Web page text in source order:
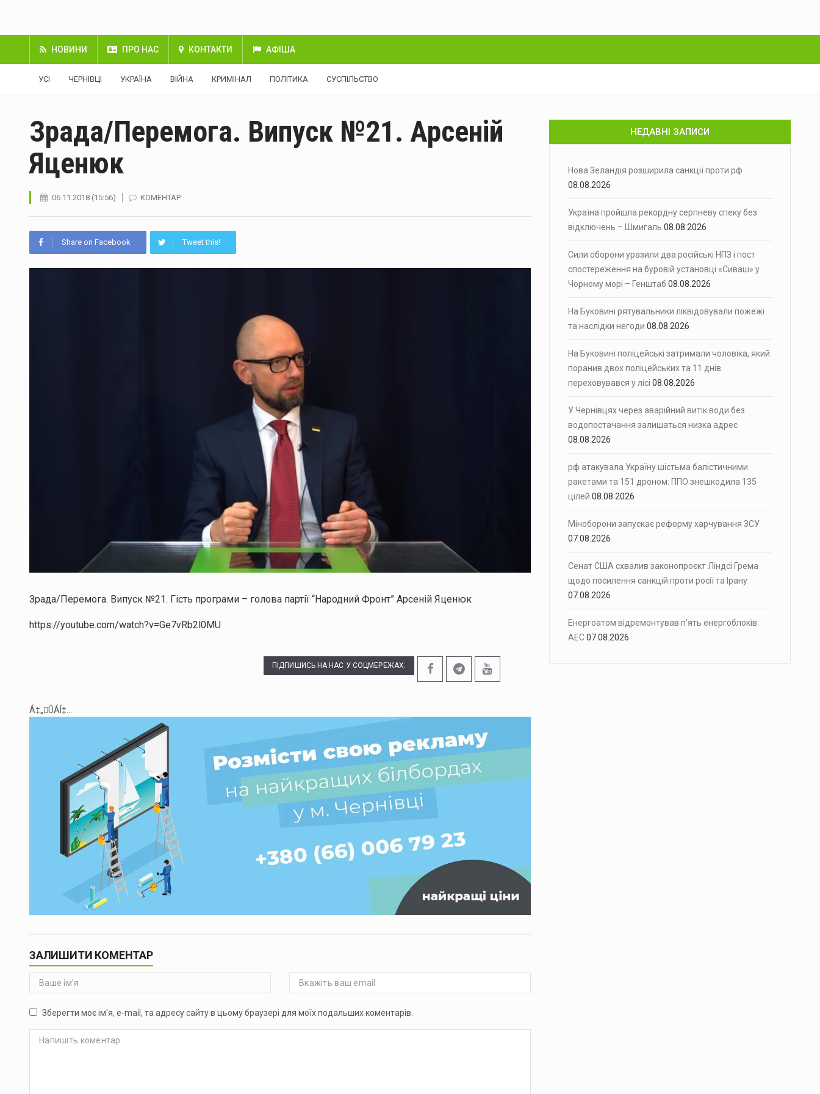
НОВИНИ ПРО НАС КОНТАКТИ АФІША
УСІ ЧЕРНІВЦІ УКРАЇНА ВІЙНА КРИМІНАЛ ПОЛІТИКА СУСПІЛЬСТВО
Зрада/Перемога. Випуск №21. Арсеній
Яценюк
06.11.2018 (15:56) КОМЕНТАР
Share on Facebook Tweet this!
Зрада/Перемога. Випуск №21. Гість програми – голова партії “Народний Фронт” Арсеній Яценюк
https://youtube.com/watch?v=Ge7vRb2l0MU
ПІДПИШИСЬ НА НАС У СОЦМЕРЕЖАХ:
Á‡„ÛÁÍ‡...
ЗАЛИШИТИ КОМЕНТАР
Зберегти моє ім'я, e-mail, та адресу сайту в цьому браузері для моїх подальших коментарів.
НЕДАВНІ ЗАПИСИ
Нова Зеландія розширила санкції проти рф
08.08.2026
Україна пройшла рекордну серпневу спеку без
відключень – Шмигаль 08.08.2026
Сили оборони уразили два російські НПЗ і пост
спостереження на буровій установці «Сиваш» у
Чорному морі – Генштаб 08.08.2026
На Буковині рятувальники ліквідовували пожежі
та наслідки негоди 08.08.2026
На Буковині поліцейські затримали чоловіка, який
поранив двох поліцейських та 11 днів
переховувався у лісі 08.08.2026
У Чернівцях через аварійний витік води без
водопостачання залишаться низка адрес
08.08.2026
рф атакувала Україну шістьма балістичними
ракетами та 151 дроном: ППО знешкодила 135
цілей 08.08.2026
Міноборони запускає реформу харчування ЗСУ
07.08.2026
Сенат США схвалив законопроєкт Ліндсі Грема
щодо посилення санкцій проти росії та Ірану
07.08.2026
Енергоатом відремонтував п’ять енергоблоків
АЕС07.08.2026